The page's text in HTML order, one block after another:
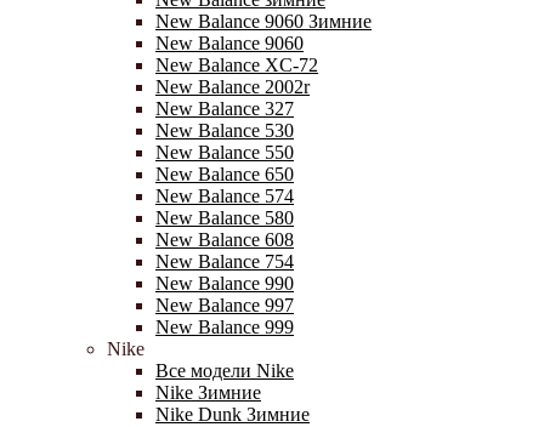
New Balance 9060 Зимние
New Balance 9060
New Balance XC-72
New Balance 2002r
New Balance 327
New Balance 530
New Balance 550
New Balance 650
New Balance 574
New Balance 580
New Balance 608
New Balance 754
New Balance 990
New Balance 997
New Balance 999
Nike
Все модели Nike
Nike Зимние
Nike Dunk Зимние